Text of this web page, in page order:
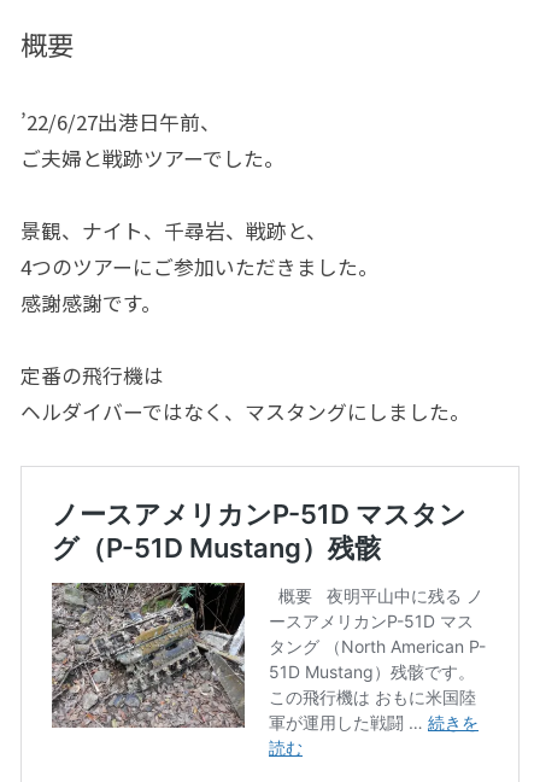
概要
’22/6/27出港日午前、
ご夫婦と戦跡ツアーでした。
景観、ナイト、千尋岩、戦跡と、
4つのツアーにご参加いただきました。
感謝感謝です。
定番の飛行機は
ヘルダイバーではなく、マスタングにしました。